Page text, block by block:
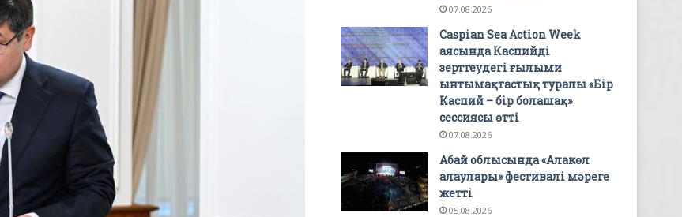
07.08.2026
Caspian Sea Action Week
аясында Каспийді
зерттеудегі ғылыми
ынтымақтастық туралы «Бір
Каспий – бір болашақ»
сессиясы өтті
07.08.2026
Абай облысында «Алакөл
алаулары» фестивалі мәреге
жетті
05.08.2026